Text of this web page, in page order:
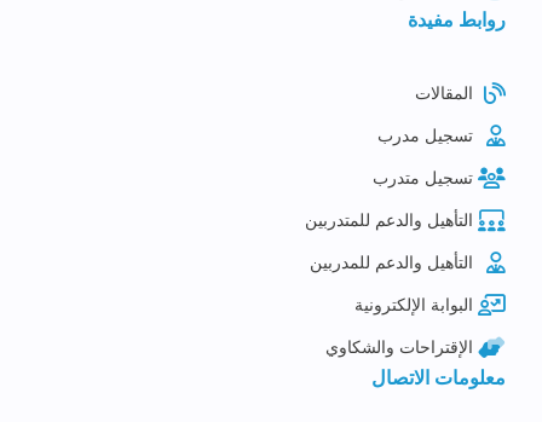
روابط مفيدة
المقالات
تسجيل مدرب
تسجيل متدرب
التأهيل والدعم للمتدربين
التأهيل والدعم للمدربين
البوابة الإلكترونية
الإقتراحات والشكاوي
معلومات الاتصال